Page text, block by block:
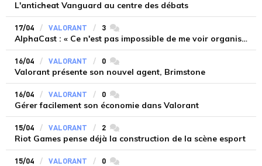
L'anticheat Vanguard au centre des débats
17/04 VALORANT 3 commentaires
AlphaCast : « Ce n'est pas impossible de me voir organiser ou commenter 2/3 trucs sympas à l'occasion »
16/04 VALORANT 0 commentaires
Valorant présente son nouvel agent, Brimstone
16/04 VALORANT 0 commentaires
Gérer facilement son économie dans Valorant
15/04 VALORANT 2 commentaires
Riot Games pense déjà la construction de la scène esport
15/04 VALORANT 0 commentaires